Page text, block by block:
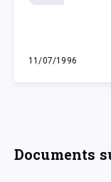
11/07/1996
jeudi 11 juillet
Documents